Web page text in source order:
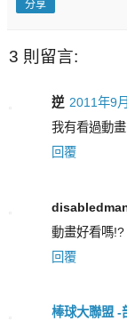
分享
3 則留言:
逆 2011年9
我有看過動畫
回覆
動畫好看嗎!?
回覆
棒球大聯盟 -